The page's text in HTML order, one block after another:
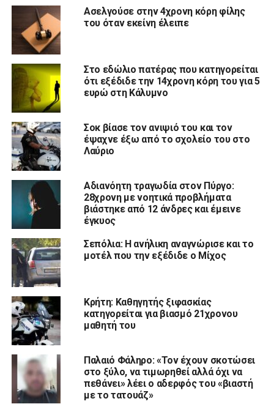
Ασελγούσε στην 4χρονη κόρη φίλης
του όταν εκείνη έλειπε
Στο εδώλιο πατέρας που κατηγορείται
ότι εξέδιδε την 14χρονη κόρη του για 5
ευρώ στη Κάλυμνο
Σοκ βίασε τον ανιψιό του και τον
έψαχνε έξω από το σχολείο του στο
Λαύριο
Αδιανόητη τραγωδία στον Πύργο:
28χρονη με νοητικά προβλήματα
βιάστηκε από 12 άνδρες και έμεινε
έγκυος
Σεπόλια: Η ανήλικη αναγνώρισε και το
μοτέλ που την εξέδιδε ο Μίχος
Κρήτη: Καθηγητής ξιφασκίας
κατηγορείται για βιασμό 21χρονου
μαθητή του
Παλαιό Φάληρο: «Τον έχουν σκοτώσει
στο ξύλο, να τιμωρηθεί αλλά όχι να
πεθάνει» λέει ο αδερφός του «βιαστή
με το τατουάζ»